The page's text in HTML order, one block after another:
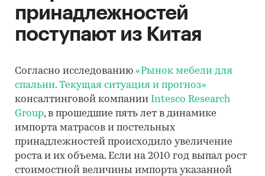
принадлежностей
поступают из Китая
Согласно исследованию «Рынок мебели для
спальни. Текущая ситуация и прогноз»
консалтинговой компании Intesco Research
Group, в прошедшие пять лет в динамике
импорта матрасов и постельных
принадлежностей происходило увеличение
роста и их объема. Если на 2010 год выпал рост
стоимостной величины импорта указанной